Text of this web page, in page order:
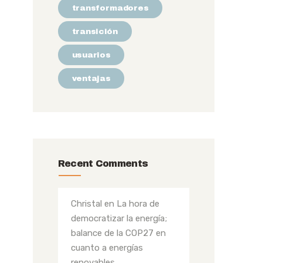
transformadores
transición
usuarios
ventajas
Recent Comments
Christal en La hora de
democratizar la energía;
balance de la COP27 en
cuanto a energías